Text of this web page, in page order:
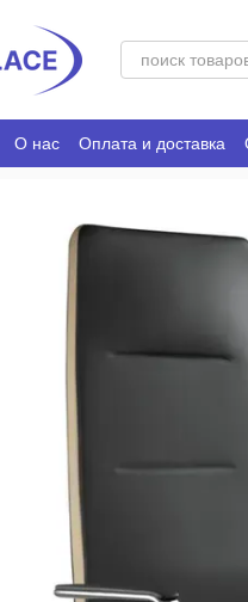
О нас Оплата и доставка
Ergo Place Club